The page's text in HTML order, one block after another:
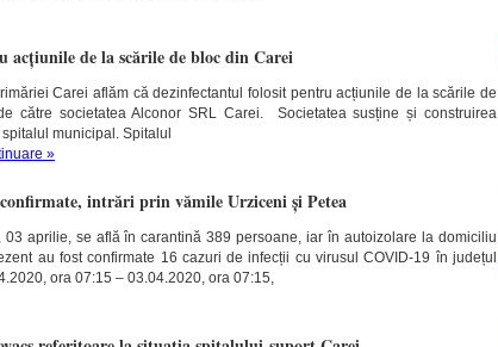
acțiunile de la scările de bloc din Carei
Carei aflăm că dezinfectantul folosit pentru acțiunile de la scările de
către societatea Alconor SRL Carei. Societatea susține și construirea
municipal. Spitalul
»
intrări prin vămile Urziceni și Petea
03 aprilie, se află în carantină 389 persoane, iar în autoizolare la domiciliu
au fost confirmate 16 cazuri de infecții cu virusul COVID-19 în județul
ora 07:15 – 03.04.2020, ora 07:15,